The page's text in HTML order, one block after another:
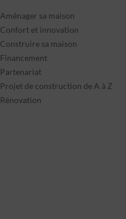
Aménager sa maison
Confort et innovation
Construire sa maison
Financement
Partenariat
Projet de construction de A à Z
Rénovation